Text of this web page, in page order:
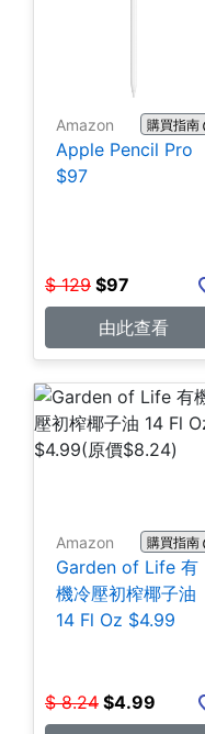
Amazon 購買指南
Apple Pencil Pro
$97
$ 129 $97
由此查看
Amazon 購買指南
Garden of Life 有
機冷壓初榨椰子油
14 Fl Oz $4.99
$ 8.24 $4.99